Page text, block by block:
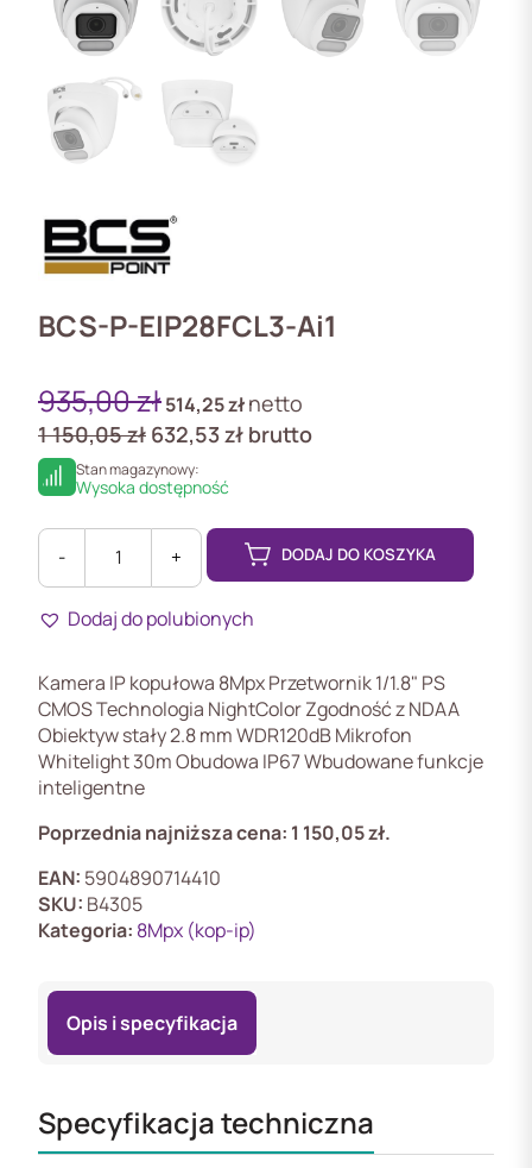
BCS-P-EIP28FCL3-Ai1
935,00zł514,25złnetto
1 150,05zł 632,53zł brutto
Stan magazynowy:
Wysoka dostępność
-
BCS-
P-
Ai1
+ DODAJ DO KOSZYKA
Dodaj do polubionych
Kamera IP kopułowa 8Mpx Przetwornik 1/1.8" PS
CMOS Technologia NightColor Zgodność z NDAA
Obiektyw stały 2.8 mm WDR120dB Mikrofon
Whitelight 30m Obudowa IP67 Wbudowane funkcje
inteligentne
Poprzednia najniższa cena: 1 150,05zł.
EAN: 5904890714410
SKU: B4305
Kategoria: 8Mpx (kop-ip)
Opis i specyfikacja
Specyfikacja techniczna